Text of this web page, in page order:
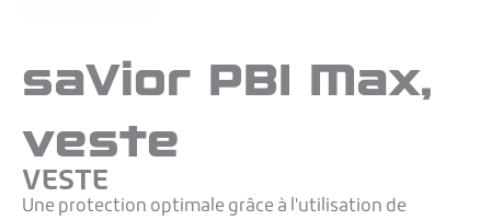
saVior PBI Max,
veste
VESTE
Une protection optimale grâce à l'utilisation de